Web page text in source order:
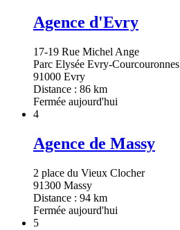
Agence d'Evry
17-19 Rue Michel Ange
Parc Elysée Evry-Courcouronnes
91000 Evry
Distance : 86 km
Fermée aujourd'hui
4
Agence de Massy
2 place du Vieux Clocher
91300 Massy
Distance : 94 km
Fermée aujourd'hui
5